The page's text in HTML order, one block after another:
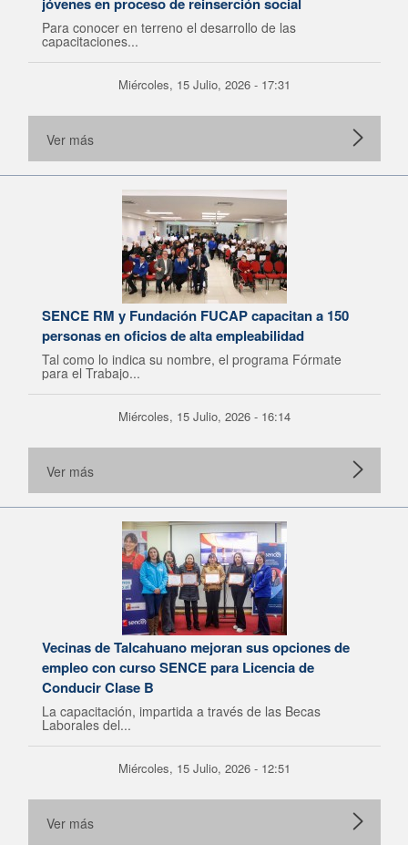
Para conocer en terreno el desarrollo de las
capacitaciones...
Miércoles, 15 Julio, 2026 - 17:31
Ver más
SENCE RM y Fundación FUCAP capacitan a 150
personas en oficios de alta empleabilidad
Tal como lo indica su nombre, el programa Fórmate
para el Trabajo...
Miércoles, 15 Julio, 2026 - 16:14
Ver más
Vecinas de Talcahuano mejoran sus opciones de
empleo con curso SENCE para Licencia de
Conducir Clase B
La capacitación, impartida a través de las Becas
Laborales del...
Miércoles, 15 Julio, 2026 - 12:51
Ver más